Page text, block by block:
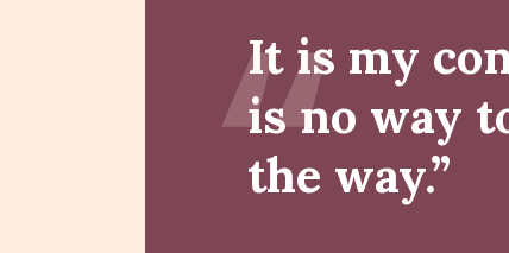
It is my
is no way
the way.”